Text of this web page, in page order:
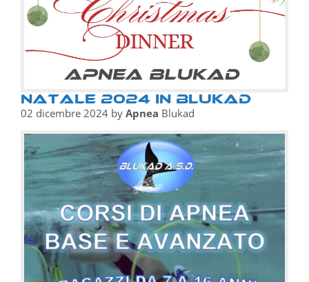
Natale 2024 in Blukad
02 dicembre 2024 by Apnea Blukad